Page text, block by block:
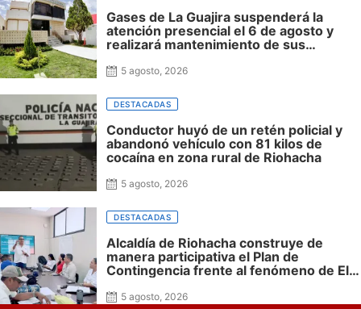
Gases de La Guajira suspenderá la
atención presencial el 6 de agosto y
realizará mantenimiento de sus
5 agosto, 2026
DESTACADAS
Conductor huyó de un retén policial y
abandonó vehículo con 81 kilos de
cocaína en zona rural de Riohacha
5 agosto, 2026
DESTACADAS
Alcaldía de Riohacha construye de
manera participativa el Plan de
Contingencia frente al fenómeno de El
5 agosto, 2026